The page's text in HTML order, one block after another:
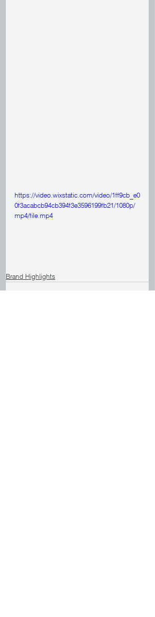
https://video.wixstatic.com/video/1ff9cb_e0
0f3acabcb94cb394f3e3596199fb21/1080p/
mp4/file.mp4
Brand Highlights